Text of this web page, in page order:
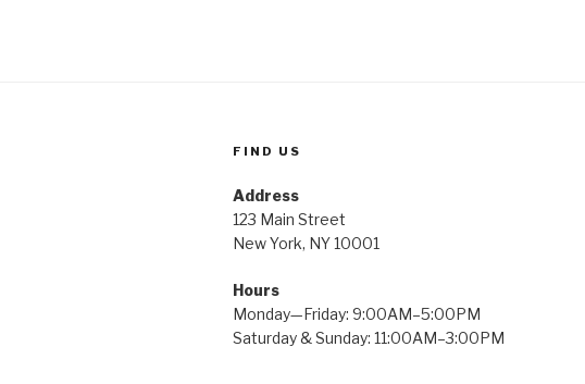
FIND US
Address
123 Main Street
New York, NY 10001
Hours
Monday—Friday: 9:00AM–5:00PM
Saturday & Sunday: 11:00AM–3:00PM